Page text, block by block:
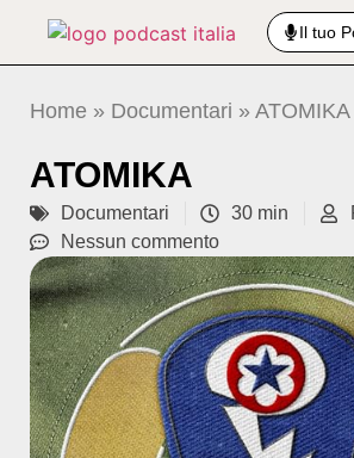
Il tuo
Home » Documentari » ATOMIKA
ATOMIKA
Documentari 30 min
Nessun commento